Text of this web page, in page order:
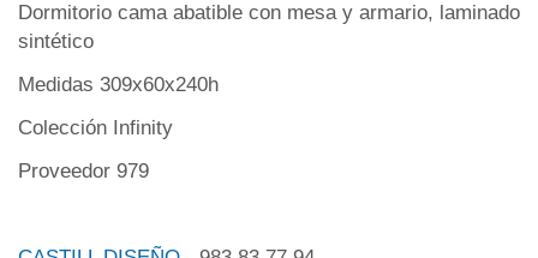
Dormitorio cama abatible con mesa y armario, laminado
sintético
Medidas 309x60x240h
Colección Infinity
Proveedor 979